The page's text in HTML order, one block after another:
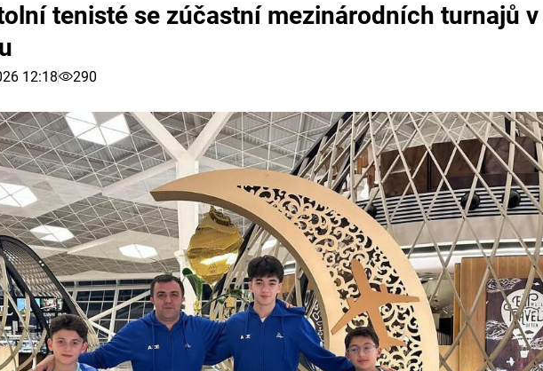
tenisté se zúčastní mezinárodních turnajů v
12:18 290